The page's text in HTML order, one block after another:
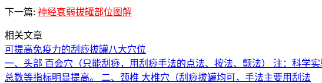
下一篇: 神经衰弱拔罐部位图解
相关文章
可提高免疫力的刮痧拔罐八大穴位
一、头部 百会穴（只能刮痧，用刮痧手法的点法、按法、颤法） 注：科学
总数等指标明显提高。 二、颈椎 大椎穴（刮痧拔罐均可，手法主要用刮法